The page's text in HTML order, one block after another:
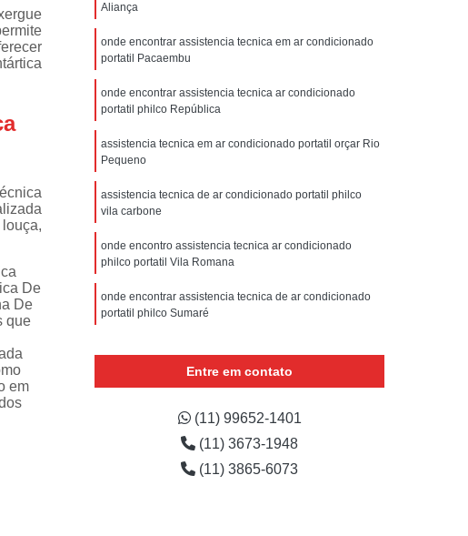
Electrolux Assistencia Tecnica Geladeira
Tecnica
Geladeira Assistencia Tecnica
Tecnica
Assistencia Tecnica Electrolux Refrigerador
Assistencia Tecnica Refrigerador com Defeito
Refrigerador com Problema
Assistencia Tecnica Refrigerador Não Liga
Refrigerador Electrolux Assistencia Tecnica
Assistencia Tecnica Maquina Secadora
de Roupa
Assistencia Tecnica para Secadora
Samsung Lavadora e Secadora
Secadora
Assistencia Tecnica Secadora
Gas
Assistencia Tecnica Secadora Samsung
Assistencia Tecnica de Fogão
Brastemp
Assistencia Tecnica Fogão
De
De
que
em
Aliança
onde encontrar assistencia tecnica em ar condicionado
portatil Pacaembu
onde encontrar assistencia tecnica ar condicionado
portatil philco República
assistencia tecnica em ar condicionado portatil orçar Rio
Pequeno
assistencia tecnica de ar condicionado portatil philco
vila carbone
onde encontro assistencia tecnica ar condicionado
philco portatil Vila Romana
onde encontrar assistencia tecnica de ar condicionado
portatil philco Sumaré
portatil vila santista
portatil Vila Guilherme
assistencia tecnica de ar condicionado portatil casa
Entre em contato
(11) 99652-1401
(11) 3673-1948
(11) 3865-6073